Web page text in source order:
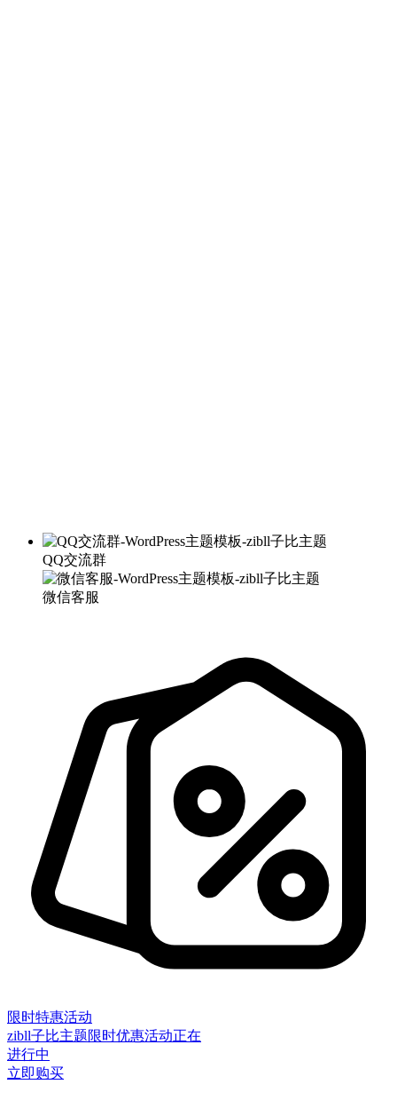
QQ交流群
微信客服
限时特惠活动
zibll子比主题限时优惠活动正在
进行中
立即购买